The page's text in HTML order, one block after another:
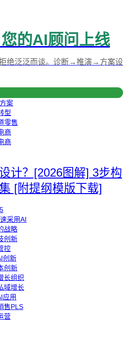
案
型
零售
商
商
采用AI
战略
创新
控
创新
创新
长组织
域增长
应用
售PLS
营
的AI顾问上线
绝泛泛而谈。诊断→推演→方案设
计？[2026图解] 3步构
[附提纲模版下载]